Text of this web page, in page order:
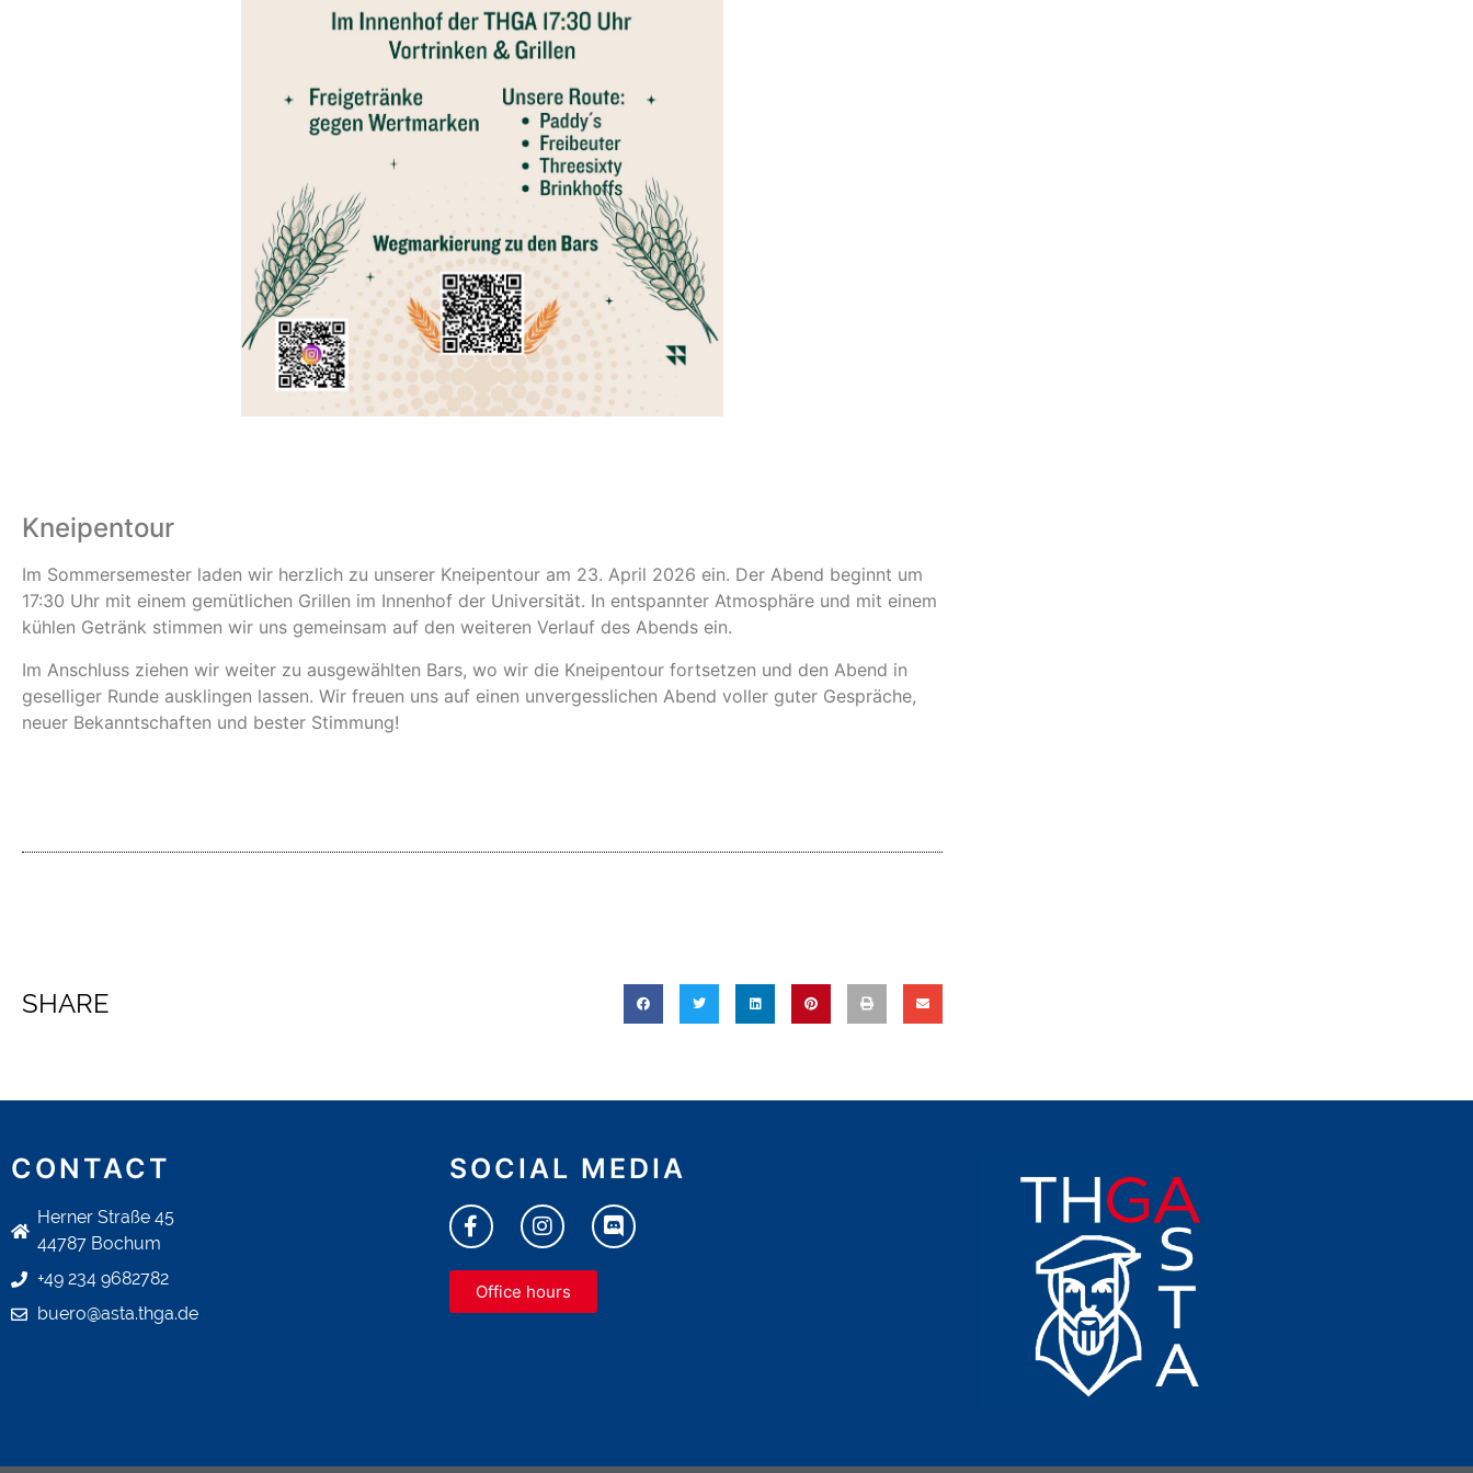
Kneipentour
Im Sommersemester laden wir herzlich zu unserer Kneipentour am 23. April 2026 ein. Der Abend beginnt um
17:30 Uhr mit einem gemütlichen Grillen im Innenhof der Universität. In entspannter Atmosphäre und mit einem
kühlen Getränk stimmen wir uns gemeinsam auf den weiteren Verlauf des Abends ein.
Im Anschluss ziehen wir weiter zu ausgewählten Bars, wo wir die Kneipentour fortsetzen und den Abend in
geselliger Runde ausklingen lassen. Wir freuen uns auf einen unvergesslichen Abend voller guter Gespräche,
neuer Bekanntschaften und bester Stimmung!
SHARE
CONTACT
Herner Straße 45
44787 Bochum
+49 234 9682782
buero@asta.thga.de
SOCIAL MEDIA
Office hours